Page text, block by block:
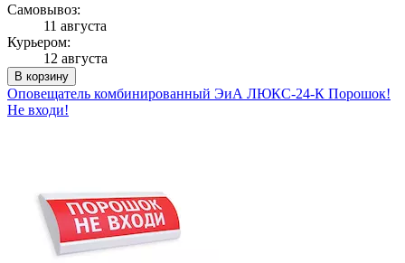
Самовывоз:
11 августа
Курьером:
12 августа
В корзину
Оповещатель комбинированный ЭиА ЛЮКС-24-К Порошок!
Не входи!